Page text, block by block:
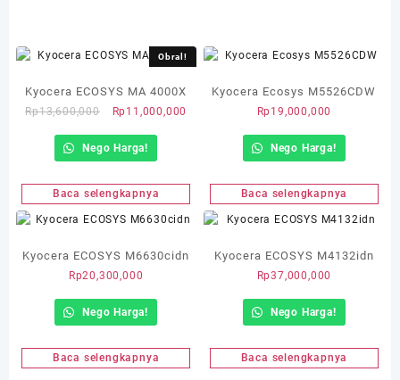
Obral!
Kyocera ECOSYS MA 4000X
Rp13,600,000
Harga
adalah:
Rp11,000,000
Rp11,000,000.
Nego Harga!
Baca selengkapnya
Kyocera Ecosys M5526CDW
Rp19,000,000
Nego Harga!
Baca selengkapnya
Kyocera ECOSYS M6630cidn
Rp20,300,000
Nego Harga!
Baca selengkapnya
Kyocera ECOSYS M4132idn
Rp37,000,000
Nego Harga!
Baca selengkapnya